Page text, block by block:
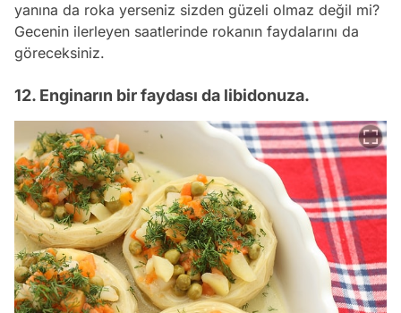
yanına da roka yerseniz sizden güzeli olmaz değil mi?
Gecenin ilerleyen saatlerinde rokanın faydalarını da
göreceksiniz.
12. Enginarın bir faydası da libidonuza.